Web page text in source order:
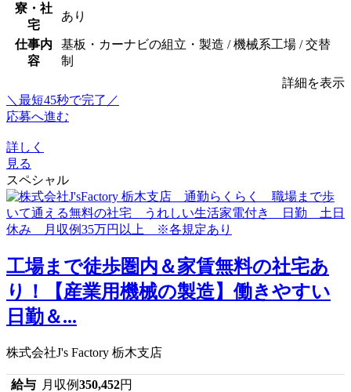
寮・社
宅
あり
仕事内
容
基板・カーナビの組立・製造 / 機械系工場 / 交替
制
詳細を表示
＼最短45秒で完了／
応募へ進む
詳しく
見る
スペシャル
工場まで徒歩圏内＆家賃無料の社宅あ
り！【産業用機械の製造】働きやすい
日勤＆...
株式会社J's Factory 栃木支店
給与 月収例350,452円